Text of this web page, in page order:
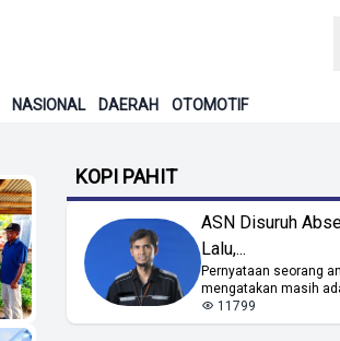
NASIONAL DAERAH OTOMOTIF
KOPI PAHIT
ASN Disuruh
Lalu,...
Pernyataan seorang
mengatakan masih
11799